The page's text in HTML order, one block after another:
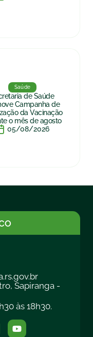
Saúde
de Saúde
Campanha de
da Vacinação
o mês de agosto
05/08/2026
Sapiranga -
às 18h30.